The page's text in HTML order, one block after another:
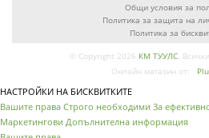
Общи условия за
Политика за защита на
Политика за
© Copyright 2026 КМ ТУУЛС.
Онлайн магазин от:
НАСТРОЙКИ НА БИСКВИТКИТЕ
Вашите права Строго необходими За
Маркетингови Допълнителна информация